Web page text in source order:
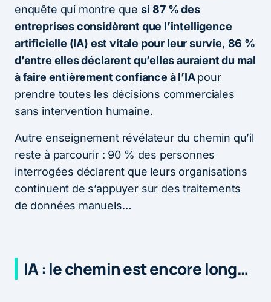
enquête qui montre que si 87 % des
entreprises considèrent que l’intelligence
artificielle (IA) est vitale pour leur survie, 86 %
d’entre elles déclarent qu’elles auraient du mal
à faire entièrement confiance à l’IApour
prendre toutes les décisions commerciales
sans intervention humaine.
Autre enseignement révélateur du chemin qu’il
reste à parcourir : 90 % des personnes
interrogées déclarent que leurs organisations
continuent de s’appuyer sur des traitements
de données manuels…
IA : le chemin est encore long…